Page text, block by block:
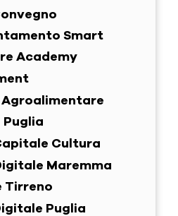
Smart
Academy
Agroalimentare
Puglia
Cultura
Maremma
Tirreno
Puglia